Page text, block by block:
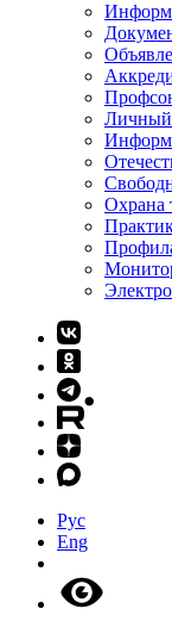
Личный
Охрана
Рус
Eng